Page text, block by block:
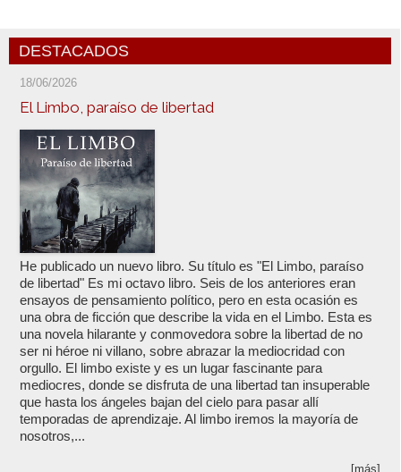
DESTACADOS
18/06/2026
El Limbo, paraíso de libertad
He publicado un nuevo libro. Su título es "El Limbo, paraíso
de libertad" Es mi octavo libro. Seis de los anteriores eran
ensayos de pensamiento político, pero en esta ocasión es
una obra de ficción que describe la vida en el Limbo. Esta es
una novela hilarante y conmovedora sobre la libertad de no
ser ni héroe ni villano, sobre abrazar la mediocridad con
orgullo. El limbo existe y es un lugar fascinante para
mediocres, donde se disfruta de una libertad tan insuperable
que hasta los ángeles bajan del cielo para pasar allí
temporadas de aprendizaje. Al limbo iremos la mayoría de
nosotros,...
[más]